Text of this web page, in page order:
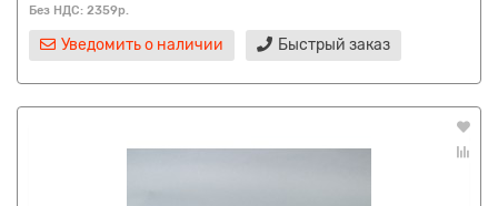
Без НДС: 2359р.
Уведомить о наличии Быстрый заказ